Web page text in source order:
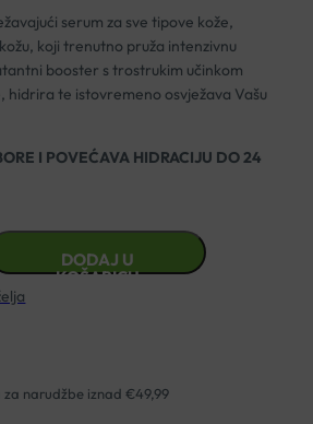
serum za sve tipove kože,
koji trenutno pruža intenzivnu
booster s trostrukim učinkom
hidrira te istovremeno osvježava Vašu
I POVEĆAVA HIDRACIJU DO 24
DODAJ U
KOŠARICU
narudžbe iznad €49,99